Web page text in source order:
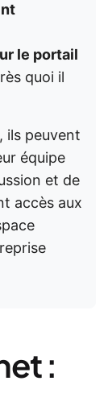
le portail
quoi il
ils peuvent
équipe
et de
accès aux
: